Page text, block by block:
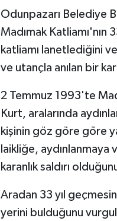
Odunpazarı Belediye
Madımak Katliamı'nın
katliamı lanetlediğini ve
ve utançla anılan bir
2 Temmuz 1993'te
Kurt, aralarında
kişinin göz göre göre
laikliğe,
karanlık saldırı
Aradan 33 yıl
yerini bulduğunu